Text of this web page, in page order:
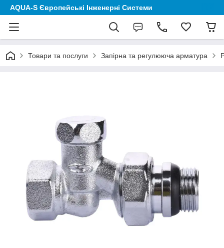
AQUA-S Європейські Інженерні Системи
Товари та послуги Запірна та регулююча арматура